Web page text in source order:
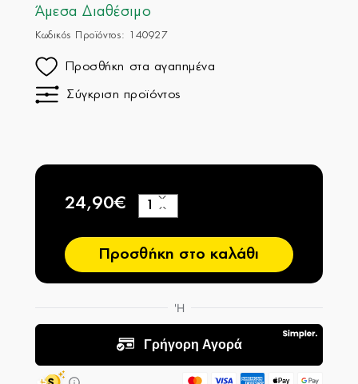
Άμεσα Διαθέσιμο
Κωδικός Προϊόντος: 140927
Προσθήκη στα αγαπημένα
Σύγκριση προϊόντος
24,90€
−
+
Προσθήκη στο καλάθι